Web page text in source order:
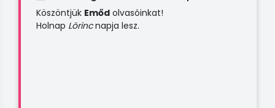
Köszöntjük Emőd olvasóinkat!
Holnap Lörincnapja lesz.